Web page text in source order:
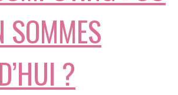
SOMMES
?